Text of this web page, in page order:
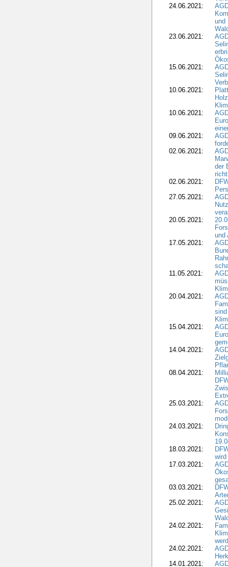
24.06.2021:
und
23.06.2021:
15.06.2021:
10.06.2021:
10.06.2021:
09.06.2021:
02.06.2021:
der
02.06.2021:
27.05.2021:
20.05.2021:
und
17.05.2021:
11.05.2021:
20.04.2021:
15.04.2021:
14.04.2021:
08.04.2021:
25.03.2021:
24.03.2021:
18.03.2021:
17.03.2021:
03.03.2021:
25.02.2021:
24.02.2021:
24.02.2021:
14.01.2021: